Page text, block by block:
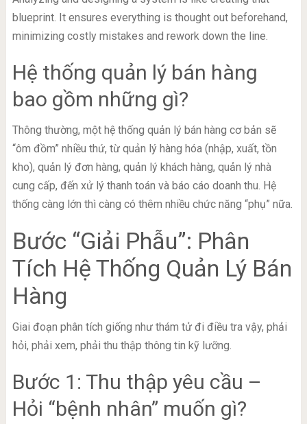
blueprint. It ensures everything is thought out beforehand,
minimizing costly mistakes and rework down the line.
Hệ thống quản lý bán hàng
bao gồm những gì?
Thông thường, một hệ thống quản lý bán hàng cơ bản sẽ
“ôm đồm” nhiều thứ, từ quản lý hàng hóa (nhập, xuất, tồn
kho), quản lý đơn hàng, quản lý khách hàng, quản lý nhà
cung cấp, đến xử lý thanh toán và báo cáo doanh thu. Hệ
thống càng lớn thì càng có thêm nhiều chức năng “phụ” nữa.
Bước “Giải Phẫu”: Phân
Tích Hệ Thống Quản Lý Bán
Hàng
Giai đoạn phân tích giống như thám tử đi điều tra vậy, phải
hỏi, phải xem, phải thu thập thông tin kỹ lưỡng.
Bước 1: Thu thập yêu cầu –
Hỏi “bệnh nhân” muốn gì?